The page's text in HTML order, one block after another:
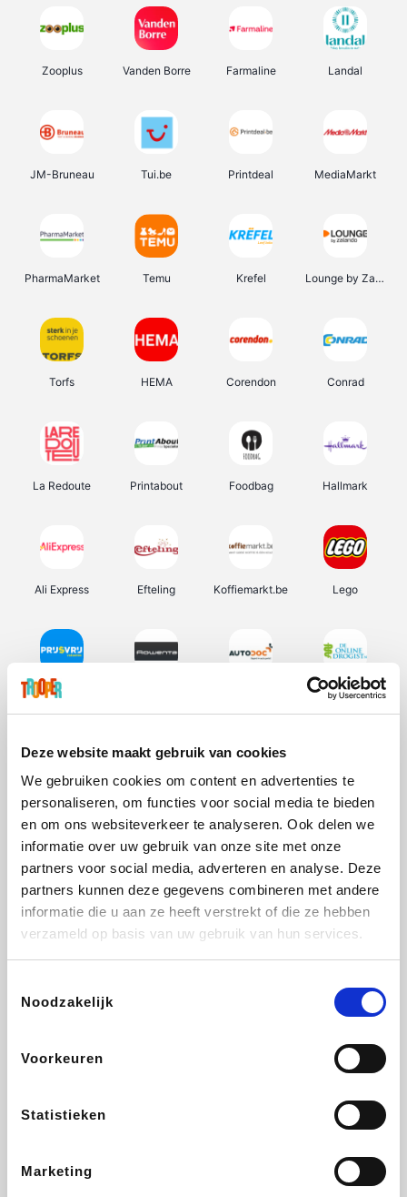
Deze website maakt gebruik van cookies
We gebruiken cookies om content en advertenties te
personaliseren, om functies voor social media te bieden
en om ons websiteverkeer te analyseren. Ook delen we
informatie over uw gebruik van onze site met onze
partners voor social media, adverteren en analyse. Deze
partners kunnen deze gegevens combineren met andere
informatie die u aan ze heeft verstrekt of die ze hebben
verzameld op basis van uw gebruik van hun services.
Noodzakelijk
Voorkeuren
Statistieken
Marketing
Zooplus Vanden Borre Farmaline Landal
JM-Bruneau Tui.be Printdeal MediaMarkt
PharmaMarket Temu Krefel Lounge by Zalando
Torfs HEMA Corendon Conrad
La Redoute Printabout Foodbag Hallmark
Ali Express Efteling Koffiemarkt.be Lego
Prijsvrij De Online Drogist
Vidaxl Plopsa Lampenlicht.be Adidas
All Accor
DectDirect ZEB
SupraBazar